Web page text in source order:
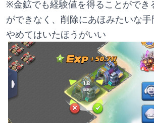
※金鉱でも経験値を得ることができ
ができなく、削除にあほみたいな
やめてはいたほうがいい